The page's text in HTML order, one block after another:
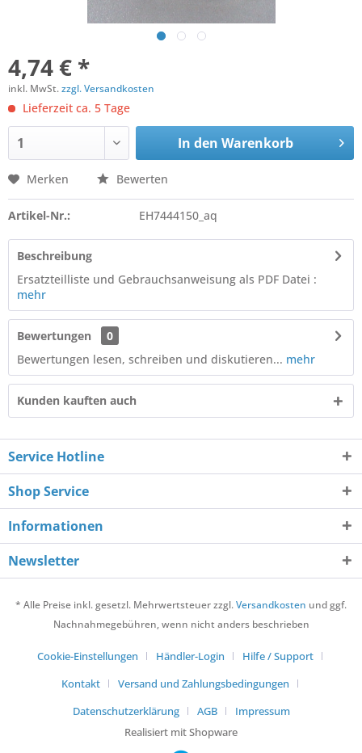
4,74 € *
inkl. MwSt.zzgl. Versandkosten
Lieferzeit ca. 5 Tage
In den Warenkorb
Merken Bewerten
Artikel-Nr.: EH7444150_aq
Beschreibung
Ersatzteilliste und Gebrauchsanweisung als PDF Datei :
mehr
Bewertungen
0
Bewertungen lesen, schreiben und diskutieren... mehr
Kunden kauften auch
Service Hotline
Shop Service
Informationen
Newsletter
* Alle Preise inkl. gesetzl. Mehrwertsteuer zzgl.Versandkosten und ggf.
Nachnahmegebühren, wenn nicht anders beschrieben
Cookie-Einstellungen Händler-Login
Hilfe / Support
Kontakt
Versand und Zahlungsbedingungen
Datenschutzerklärung
AGB
Impressum
Realisiert mit Shopware